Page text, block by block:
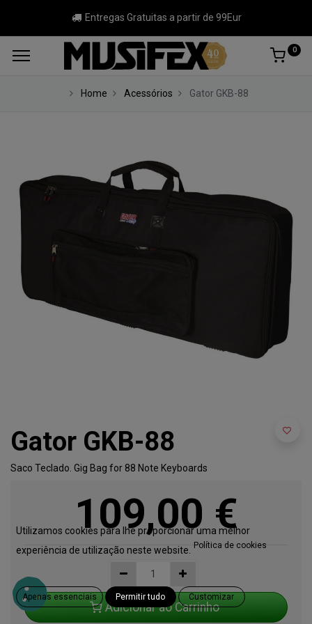
Entregas Gratuitas a partir de 99Eur
0
Home Acessórios Gator GKB-88
Gator GKB-88
Saco Teclado. Gig Bag for 88 Note Keyboards
109,00 €
Adicionar ao Carrinho
Utilizamos cookies para lhe proporcionar uma melhor
experiência de utilização neste website.
Política de cookies
Apenas essenciais Permitir tudo Customizar